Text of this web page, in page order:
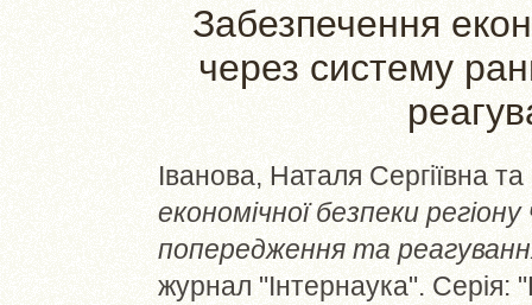
Забезпечення
через систему
Іванова, Наталя Сергіївна та
економічної безпеки
попередження та
журнал "Інтернаука". Серія: